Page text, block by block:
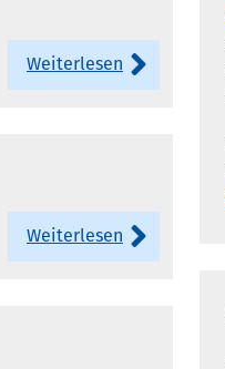
Weiterlesen
Weiterlesen